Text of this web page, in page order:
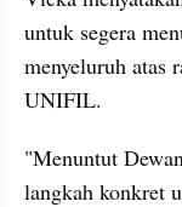
untuk segera
menyeluruh atas
UNIFIL.
"Menuntut
langkah konkret